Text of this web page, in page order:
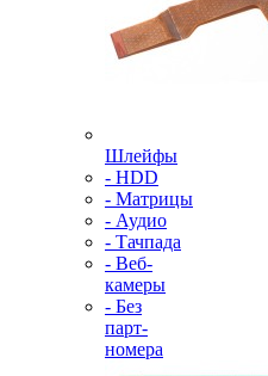
Шлейфы
- HDD
- Матрицы
- Аудио
- Тачпада
- Веб-
камеры
- Без
парт-
номера